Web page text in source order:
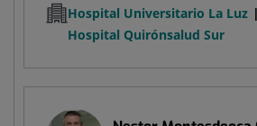
Hospital Universitario La Luz
Hospital Quirónsalud Sur